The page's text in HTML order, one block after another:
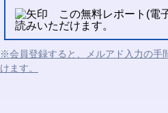
この無料レポート(電
読みいただけます。
※会員登録すると、メルアド入力の手
けます。